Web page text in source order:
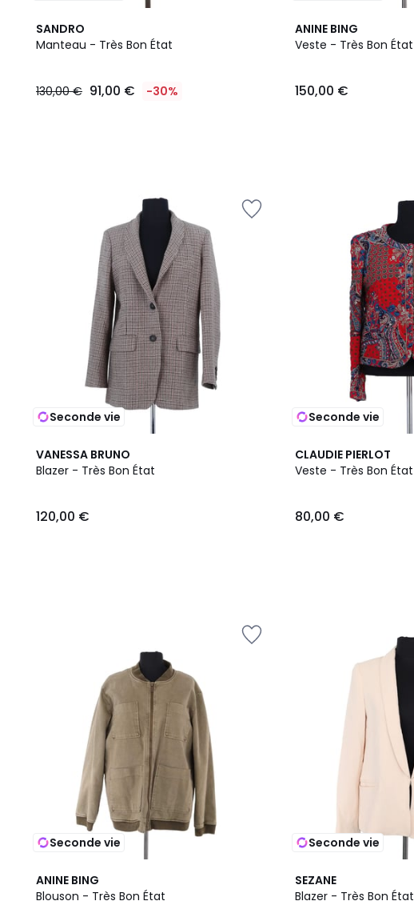
SANDRO
Manteau - Très Bon État
€
130,00 € 91,00 € -30%
ANINE BING
Veste - Très Bon État
150,00 €
Seconde vie
VANESSA BRUNO
Blazer - Très Bon État
120,00 €
Seconde vie
CLAUDIE PIERLOT
Veste - Très Bon État
80,00 €
Seconde vie
ANINE BING
Blouson - Très Bon État
Seconde vie
SEZANE
Blazer - Très Bon État